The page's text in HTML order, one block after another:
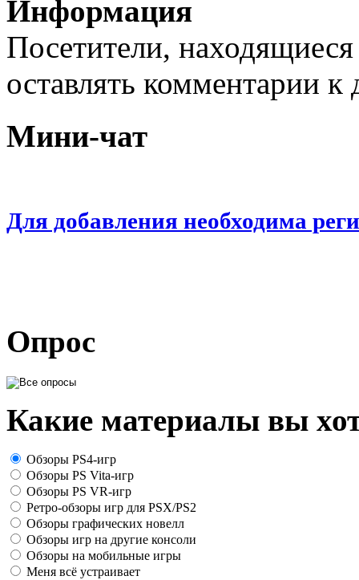
Информация
Посетители,
оставлять комментарии
Мини-чат
Для добавления необходима
Опрос
Какие материалы вы
Обзоры PS4-игр
Обзоры PS Vita-игр
Обзоры PS VR-игр
Ретро-обзоры игр для PSX/PS2
Обзоры графических новелл
Обзоры игр на другие консоли
Обзоры на мобильные игры
Меня всё устраивает